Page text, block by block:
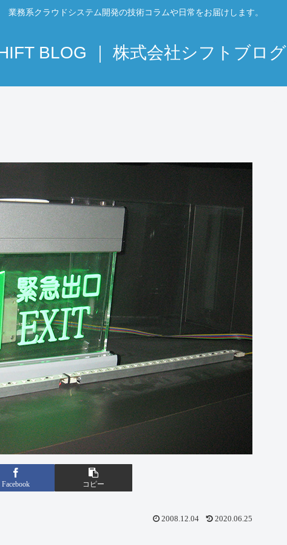
業務系クラウドシステム開発の技術コラムや日常をお届けします。
BLOG ｜ 株式会社シフトブログ
Facebook コピー
2008.12.04 2020.06.25